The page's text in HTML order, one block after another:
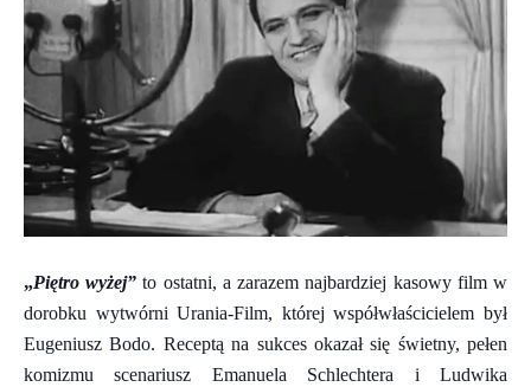
„Piętro wyżej” to ostatni, a zarazem najbardziej kasowy film w
dorobku wytwórni Urania-Film, której współwłaścicielem był
Eugeniusz Bodo. Receptą na sukces okazał się świetny, pełen
komizmu scenariusz Emanuela Schlechtera i Ludwika